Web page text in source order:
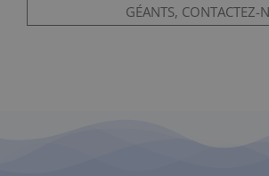
GÉANTS, CONTACTEZ-